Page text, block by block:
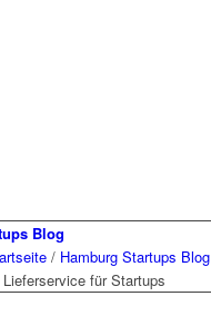
Blog
/ Hamburg Startups Blog
für Startups